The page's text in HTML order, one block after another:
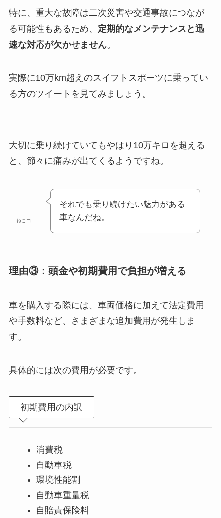
特に、重大な故障は二次災害や交通事故につなが
る可能性もあるため、 定期的なメンテナンスと迅
速な対応が欠かせません。
実際に10万km超えのスイフトスポーツに乗ってい
る方のツイートを見てみましょう。
大切に乗り続けていてもやはり10万キロを超える
と、節々に痛みが出てくるようですね。
ねこコ
それでも乗り続けたい魅力がある
車なんだね。
理由③：頭金や初期費用で負担が増える
車を購入する際には、車両価格に加えて法定費用
や手数料など、さまざまな追加費用が発生しま
す。
具体的には次の費用が必要です。
初期費用の内訳
消費税
自動車税
環境性能割
自動車重量税
自賠責保険料